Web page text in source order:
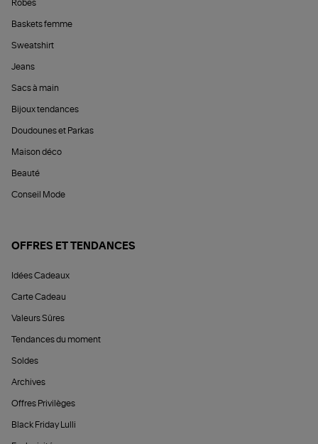
Robes
Baskets femme
Sweatshirt
Jeans
Sacs à main
Bijoux tendances
Doudounes et Parkas
Maison déco
Beauté
Conseil Mode
OFFRES ET TENDANCES
Idées Cadeaux
Carte Cadeau
Valeurs Sûres
Tendances du moment
Soldes
Archives
Offres Privilèges
Black Friday Lulli